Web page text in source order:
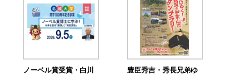
ノーベル賞受賞・白川
豊臣秀吉・秀長兄弟ゆ